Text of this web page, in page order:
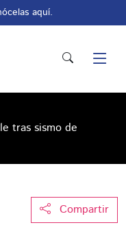
aquí.
tras sismo de
Compartir